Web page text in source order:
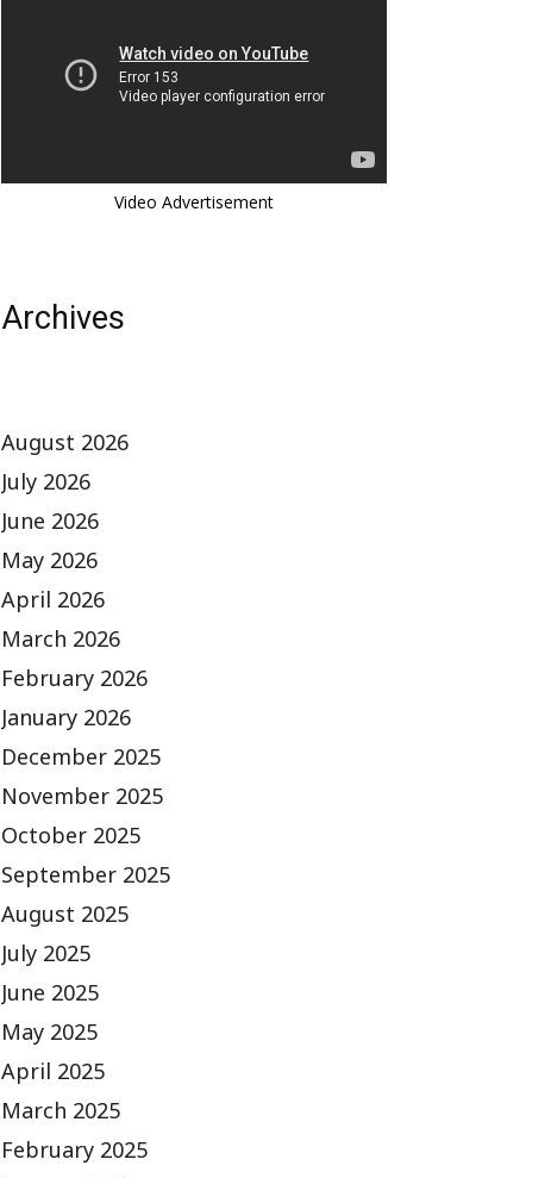
Video Advertisement
Archives
August 2026
July 2026
June 2026
May 2026
April 2026
March 2026
February 2026
January 2026
December 2025
November 2025
October 2025
September 2025
August 2025
July 2025
June 2025
May 2025
April 2025
March 2025
February 2025